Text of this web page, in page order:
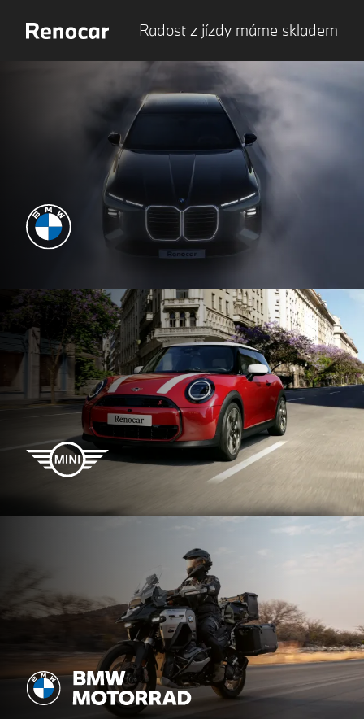
Radost z jízdy máme skladem